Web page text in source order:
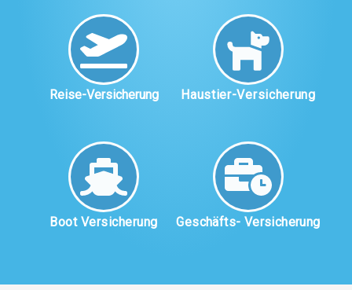
Reise-Versicherung Haustier-Versicherung
Boot Versicherung Geschäfts- Versicherung